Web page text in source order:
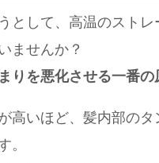
として、高温のストレ
ませんか？
りを悪化させる一番の
高いほど、髪内部のタ
。